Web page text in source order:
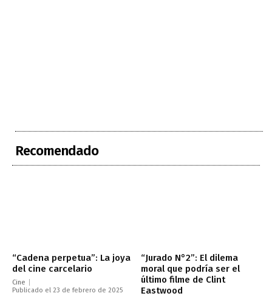
Recomendado
“Cadena perpetua”: La joya
del cine carcelario
Cine
Publicado el 23 de febrero de 2025
“Jurado N°2”: El dilema
moral que podría ser el
último filme de Clint
Eastwood